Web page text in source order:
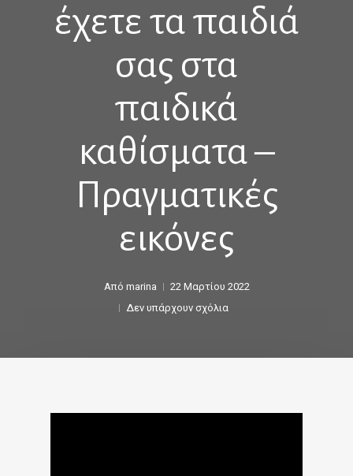
έχετε τα παιδιά
σας στα
παιδικά
καθίσματα –
Πραγματικές
εικόνες
Από marina
22 Μαρτίου 2022
Δεν υπάρχουν σχόλια